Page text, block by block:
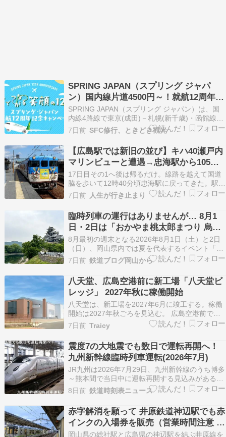
SPRING JAPAN（スプリング ジャパ
ン）国内線片道4500円～！就航12周年記
念キャンペーン
SPRING JAPAN（スプリング ジャパン）は、国
内線4路線で東京(成田)－札幌(新千歳)・函館線が
片道4,500円から、東京(成田)－広島線、名古屋
(中部)－札幌(新千歳)線が片道5,000円からの「就
航12周年記念キャンペーン」を8月3日23時59分
まで開催。対象の搭乗は…
7日前 SFC修行、ときどき観光
【広島駅では新旧の並び】キハ40瀬戸内
マリンビューと遭遇→忠海駅から105
系・227系・115系・415系を乗り継ぎ九
州に帰る。
17日目その1へ後は帰るだけ。線路を越えて国道
脇を歩いて12時40分頃忠海駅に戻ってきた。駅名
標。おなんか瀬戸内マリンビューが来た。客は乗
っていないから回送か。ヘッドライトとテールラ
イトが両方点いているからここで折り返すよう
だ。列車は13時ちょうど三原方へ折り返していっ
た。その後…
7日前 人生が行き止まり
臨時列車の運行はありませんが… 8月1
日・2日は「おかやま桃太郎まつり 烏城
夏まつり」・8月1日は「井原まつり☆ま
んてん2026」開催 公共交通機関での来
場がおすすめ
8月最初の週末となる2026年8月1日（土）と2日
（日）、岡山県内では夏を代表するイベント「お
かやま桃太郎まつり 烏城夏まつり」と、「井原ま
つり☆まんてん2026（8月1日のみ）」が開催さ
れます。 どちらも多くの来場者が見込まれるイベ
ントですが、JR西日本や井原鉄道からは、現時
点…
7日前 鉄道ブログ岡山から
八天堂、広島空港前に新工場「八天堂ビ
レッジ」 2027年秋に稼働開始
八天堂は、新工場を2027年6月に竣工する。稼働
開始は2027年秋ごろを見込む。 広島空港前で展
開する体験型の食のテーマパーク「八天堂ビレッ
ジ」内に建設し、和菓子、洋菓子、パンといった
これまでの歴史を踏まえて、手土産や贈 […] 投稿
八天堂、広島空港前に新工場「八天堂ビレッジ…
7日前 Traicy
震度7の大地震でも数日で運転再開へ！
九州新幹線臨時列車運転(2026年7月)
JR九州は2026年7月29日、九州新幹線のうち博多
～熊本間で当日中に運転再開する見込みがあると
公表したた。今回はこれについて見ていく。 1.
震度7の大地震翌日に運転再開見込み！ 2026年7
月28日16時27分に熊本県で震度7を観測する地震
が発生した。 もっとも7月28日1…
8日前 鉄道時刻表ニュース
赤字解消を願って 井原鉄道神辺駅でも赤
インクの入場券を販売（営業時間注意 8
月1日から販売）
岡山県の総社駅と広島県の神辺駅を結ぶ井原線を